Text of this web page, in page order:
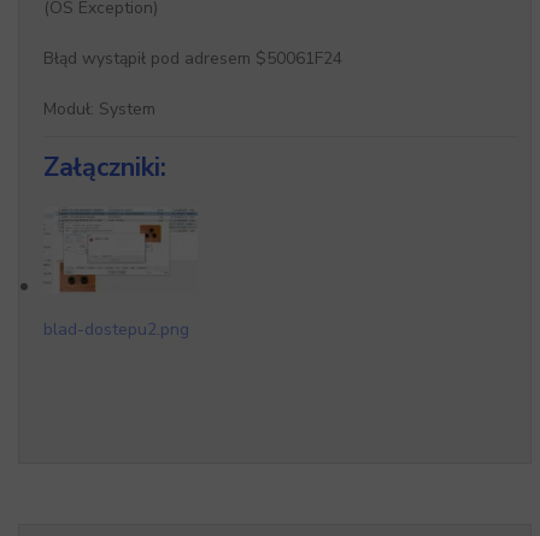
(OS Exception)
Błąd wystąpił pod adresem $50061F24
Moduł: System
Załączniki:
blad-dostepu2.png